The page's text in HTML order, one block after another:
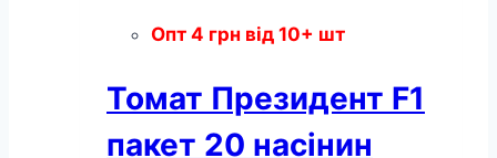
Опт 4 грн від 10+ шт
Томат Президент F1
пакет 20 насінин